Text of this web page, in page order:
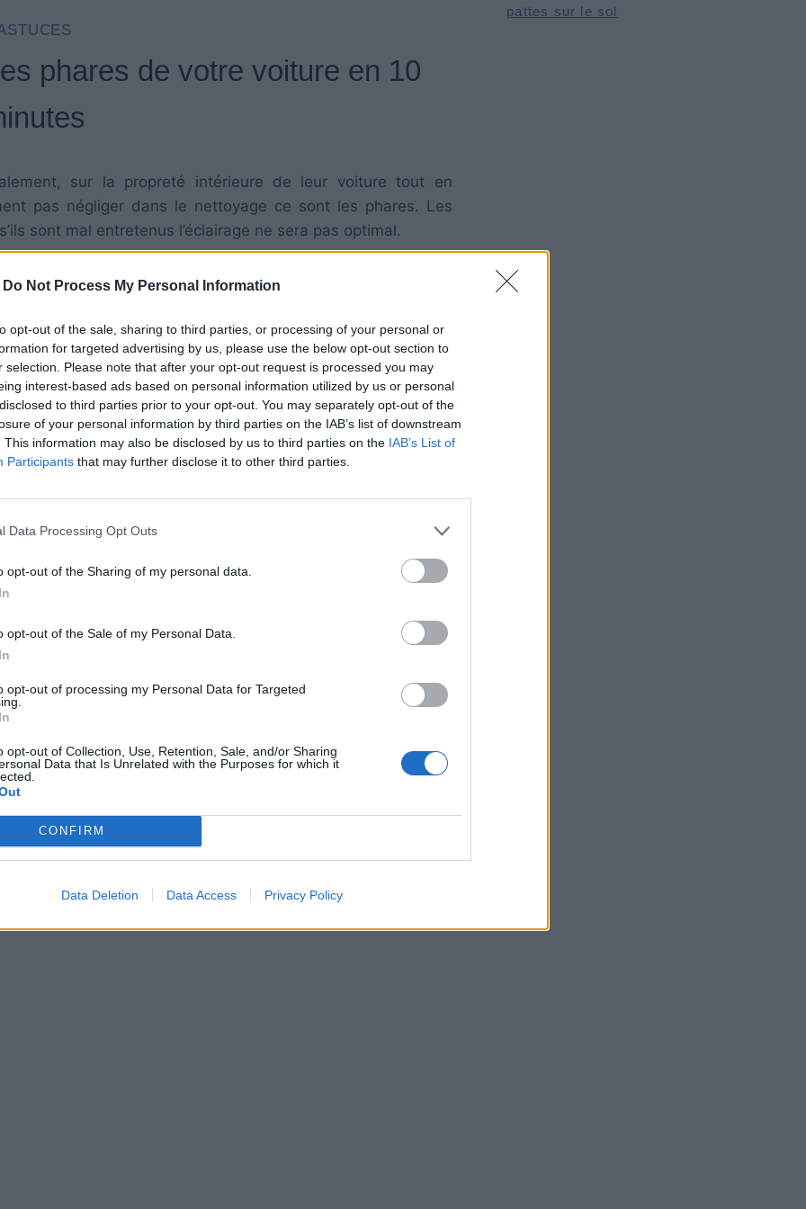
Do Not Process My Personal Information
opt-out of the sale, sharing to third parties, or processing of your personal or
for targeted advertising by us, please use the below opt-out section to
selection. Please note that after your opt-out request is processed you may
interest-based ads based on personal information utilized by us or personal
to third parties prior to your opt-out. You may separately opt-out of the
of your personal information by third parties on the IAB’s list of downstream
This information may also be disclosed by us to third parties on the IAB’s List of
Participants that may further disclose it to other third parties.
Data Processing Opt Outs
opt-out of the Sharing of my personal data.
opt-out of the Sale of my Personal Data.
opt-out of processing my Personal Data for Targeted
opt-out of Collection, Use, Retention, Sale, and/or Sharing
Data that Is Unrelated with the Purposes for which it
CONFIRM
Data Deletion Data Access Privacy Policy
phares de votre voiture en 10
sur la propreté intérieure de leur voiture tout en
pas négliger dans le nettoyage ce sont les phares. Les
sont mal entretenus l’éclairage ne sera pas optimal.
vos phares parfaitement propres :
choses, et il sera parfait pour rendre vos
de vous munir d’une brosse à dent et de frotter vos
puis essuyez. En dernier lieu, appliquez un peu de cire à
de mélanger dans un grand récipient du bicarbonate
Trempez un chiffon dans le mélange, et néttoyez vos
pattes sur le sol